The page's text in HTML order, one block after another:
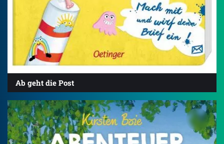
Ab geht die Post